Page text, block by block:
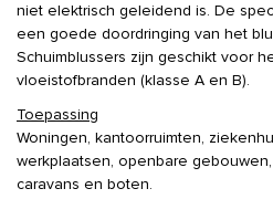
niet elektrisch geleidend is. De
een goede doordringing van het
Schuimblussers zijn geschikt voor
vloeistofbranden (klasse A en B).
Toepassing
Woningen, kantoorruimten,
werkplaatsen, openbare
caravans en boten.